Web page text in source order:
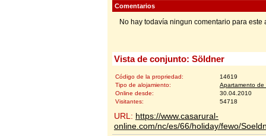
Comentarios
No hay todavía ningun comentario para este
Vista de conjunto: Söldner
Código de la propriedad:
14619
Tipo de alojamiento:
Apartamento de
Online desde:
30.04.2010
Visitantes:
54718
URL: https://www.casarural-
online.com/nc/es/66/holiday/fewo/